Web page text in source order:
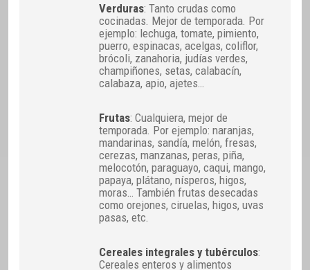
Verduras: Tanto crudas como
cocinadas. Mejor de temporada. Por
ejemplo: lechuga, tomate, pimiento,
puerro, espinacas, acelgas, coliflor,
brócoli, zanahoria, judías verdes,
champiñones, setas, calabacín,
calabaza, apio, ajetes…
Frutas: Cualquiera, mejor de
temporada. Por ejemplo: naranjas,
mandarinas, sandía, melón, fresas,
cerezas, manzanas, peras, piña,
melocotón, paraguayo, caqui, mango,
papaya, plátano, nísperos, higos,
moras… También frutas desecadas
como orejones, ciruelas, higos, uvas
pasas, etc.
Cereales integrales y tubérculos:
Cereales enteros y alimentos